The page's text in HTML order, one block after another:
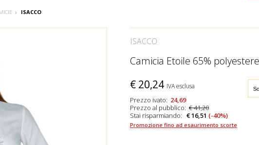
ISACCO
ISACCO
Camicia Etoile 65%
€ 20,24 IVA esclusa
Prezzo ivato: 24,69
Prezzo al pubblico: € 41,20
Stai risparmiando: € 16,51 (-40%)
Promozione fino ad esaurimento scorte